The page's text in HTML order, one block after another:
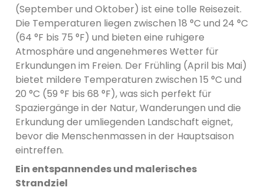
(September und Oktober) ist eine tolle Reisezeit.
Die Temperaturen liegen zwischen 18 °C und 24 °C
(64 °F bis 75 °F) und bieten eine ruhigere
Atmosphäre und angenehmeres Wetter für
Erkundungen im Freien. Der Frühling (April bis Mai)
bietet mildere Temperaturen zwischen 15 °C und
20 °C (59 °F bis 68 °F), was sich perfekt für
Spaziergänge in der Natur, Wanderungen und die
Erkundung der umliegenden Landschaft eignet,
bevor die Menschenmassen in der Hauptsaison
eintreffen.
Ein entspannendes und malerisches
Strandziel